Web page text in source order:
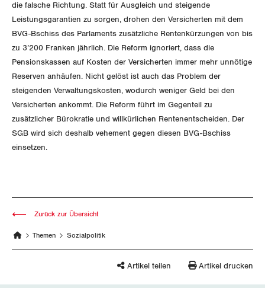
Wallis
die falsche Richtung. Statt für Ausgleich und steigende
Leistungsgarantien zu sorgen, drohen den Versicherten mit dem
BVG-Bschiss des Parlaments zusätzliche Rentenkürzungen von bis
zu 3’200 Franken jährlich. Die Reform ignoriert, dass die
Pensionskassen auf Kosten der Versicherten immer mehr unnötige
Reserven anhäufen. Nicht gelöst ist auch das Problem der
steigenden Verwaltungskosten, wodurch weniger Geld bei den
Versicherten ankommt. Die Reform führt im Gegenteil zu
zusätzlicher Bürokratie und willkürlichen Rentenentscheiden. Der
SGB wird sich deshalb vehement gegen diesen BVG-Bschiss
einsetzen.
Themen Sozialpolitik
Zurück zur Übersicht
Artikel teilen Artikel drucken